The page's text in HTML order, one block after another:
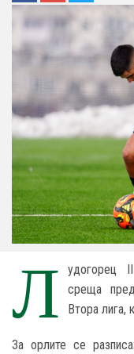
Л
удогорец
среща
Втора лига,
За орлите се